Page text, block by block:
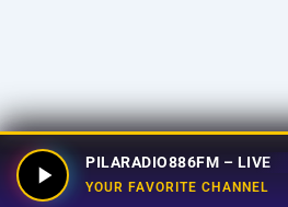
PILARADIO886FM – LIVE
YOUR FAVORITE CHANNEL